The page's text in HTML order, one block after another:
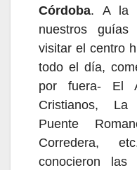
Córdoba. A la
nuestros guías
visitar el centro
todo el día,
por fuera- El
Cristianos, La
Puente
Corredera,
conocieron las